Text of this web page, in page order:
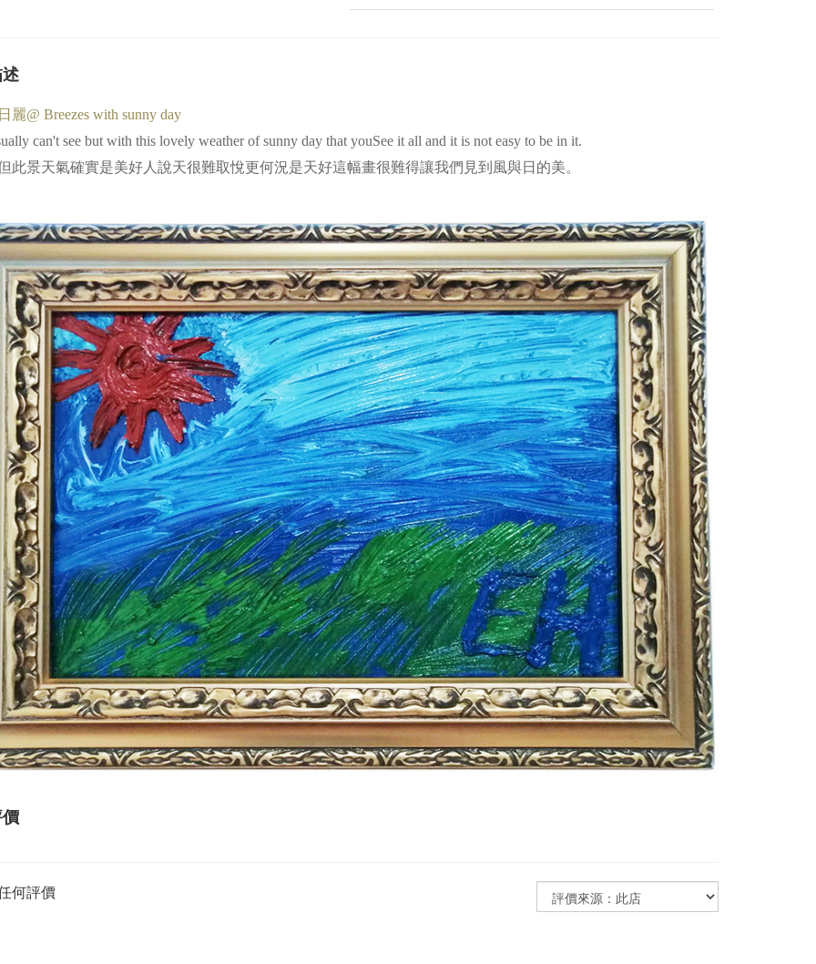
麗@ Breezes with sunny day
can't see but with this lovely weather of sunny day that youSee it all and it is not easy to be in it.
此景天氣確實是美好人說天很難取悅更何況是天好這幅畫很難得讓我們見到風與日的美。
何評價